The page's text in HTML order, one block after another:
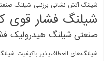
شیلنگ آتش نشانی برزنتی شیلنگ
شیلنگ فشار قوی
صنعتی شیلنگ هیدرولیک
شیلنگ‌های انعطاف‌پذیر باکیفیت